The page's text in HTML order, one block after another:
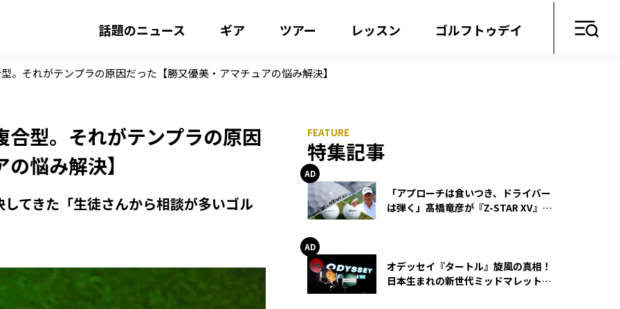
話題のニュース ギア ツアー レッスン ゴルフトゥデイ
。それがテンプラの原因だった【勝又優美・アマチュアの悩み解決】
型。それがテンプラの原因
悩み解決】
てきた「生徒さんから相談が多いゴル
特集記事
「アプローチは食いつき、ドライバー
は弾く」髙橋竜彦が『Z-STAR XV』を
オデッセイ『タートル』旋風の真相！
日本生まれの新世代ミッドマレットが